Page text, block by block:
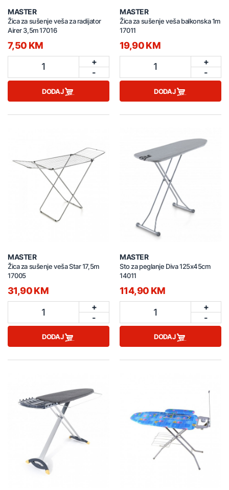
MASTER
Žica za sušenje veša za radijator
Airer 3,5m 17016
7,50 KM
1
+
-
DODAJ
MASTER
Žica za sušenje veša balkonska 1m
17011
19,90 KM
1
+
-
DODAJ
MASTER
Žica za sušenje veša Star 17,5m
17005
31,90 KM
1
+
-
DODAJ
MASTER
Sto za peglanje Diva 125x45cm
14011
114,90 KM
1
+
-
DODAJ